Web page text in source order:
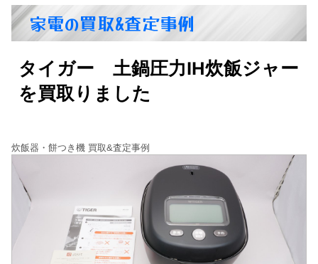
家電の買取&査定事例
タイガー 土鍋圧力IH炊飯ジャー
を買取りました
炊飯器・餅つき機 買取&査定事例